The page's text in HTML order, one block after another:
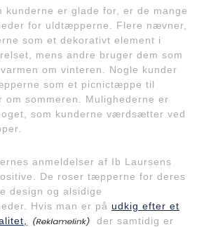
kunderne er glade for, er de mange
for uldtæpperne. Flere nævner,
som et dekorativt element i
mens andre bruger dem som
om vinteren. Nogle kunder
som et picnictæppe til
om sommeren. Mulighederne er
som kunderne værdsætter ved
anmeldelser af Ib Laursens
De roser tæpperne for deres
design og alsidige
Hvis man er på udkig efter et
der samtidig er